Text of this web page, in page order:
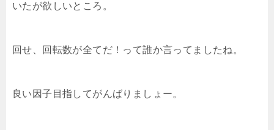
いたが欲しいところ。
回せ、回転数が全てだ！って誰か言ってましたね。
良い因子目指してがんばりましょー。